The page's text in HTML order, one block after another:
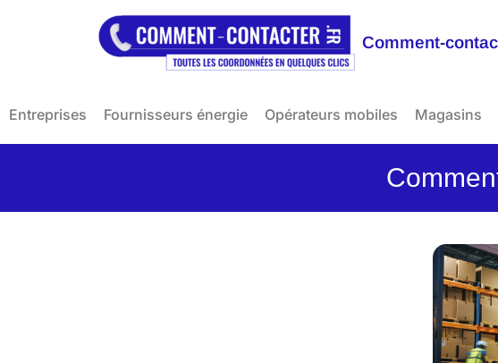
Comment-
Entreprises Fournisseurs énergie Opérateurs mobiles Magasins